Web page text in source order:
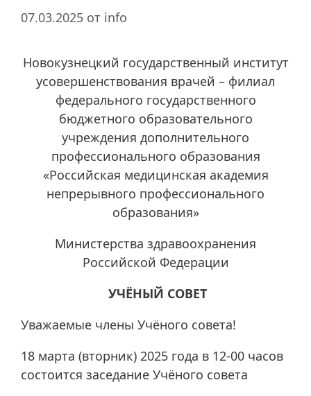
07.03.2025 от info
Новокузнецкий государственный институт
усовершенствования врачей – филиал
федерального государственного
бюджетного образовательного
учреждения дополнительного
профессионального образования
«Российская медицинская академия
непрерывного профессионального
образования»
Министерства здравоохранения
Российской Федерации
УЧЁНЫЙ СОВЕТ
Уважаемые члены Учёного совета!
18 марта (вторник) 2025 года в 12-00 часов
состоится заседание Учёного совета